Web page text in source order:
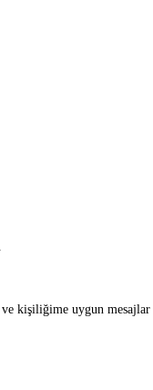
kişiliğime uygun mesajlar